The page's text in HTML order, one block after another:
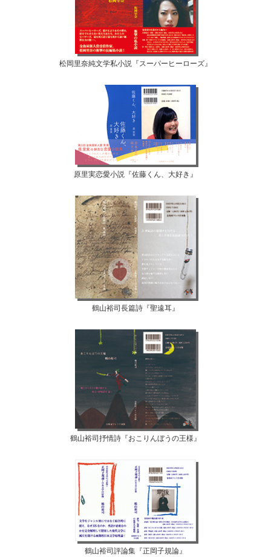
松岡里奈純文学私小説『スーパーヒーローズ』
原里実恋愛小説『佐藤くん、大好き』
鶴山裕司長篇詩『聖遠耳』
鶴山裕司抒情詩『おこりんぼうの王様』
鶴山裕司評論集『正岡子規論』